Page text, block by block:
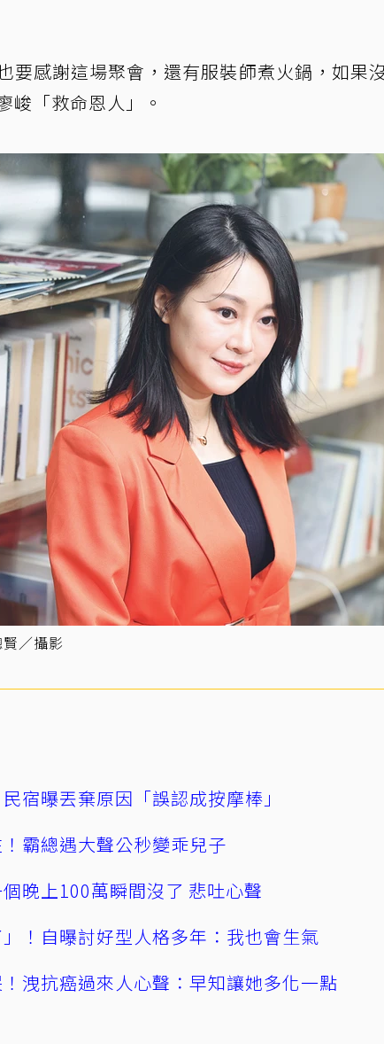
要感謝這場聚會，還有服裝師煮火鍋，如果
峻「救命恩人」。
／攝影
宿曝丟棄原因「誤認成按摩棒」
霸總遇大聲公秒變乖兒子
晚上100萬瞬間沒了 悲吐心聲
！自曝討好型人格多年：我也會生氣
洩抗癌過來人心聲：早知讓她多化一點